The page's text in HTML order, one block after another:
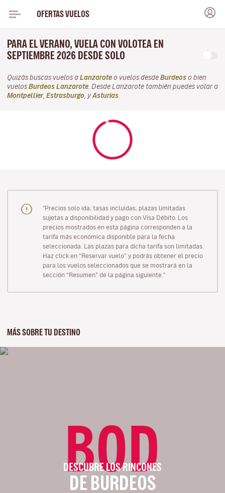
OFERTAS VUELOS
PARA EL VERANO, VUELA CON VOLOTEA EN
SEPTIEMBRE 2026 DESDE SOLO
Quizás buscas vuelos a Lanzarote o vuelos desde Burdeos o bien
vuelos Burdeos Lanzarote . Desde Lanzarote también puedes volar a
Montpellier, Estrasburgo , y Asturias
"Precios solo ida, tasas incluidas, plazas limitadas
sujetas a disponibilidad y pago con Visa Débito. Los
precios mostrados en esta página corresponden a la
tarifa más económica disponible para la fecha
seleccionada. Las plazas para dicha tarifa son limitadas.
Haz click en “Reservar vuelo” y podrás obtener el precio
para los vuelos seleccionados que se mostrará en la
sección “Resumen” de la página siguiente."
MÁS SOBRE TU DESTINO
BOD
DESCUBRE LOS RINCONES
DE BURDEOS